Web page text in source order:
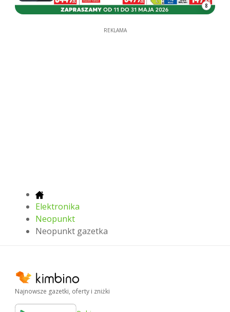
8
REKLAMA
Elektronika
Neopunkt
Neopunkt gazetka
Najnowsze gazetki, oferty i zniżki